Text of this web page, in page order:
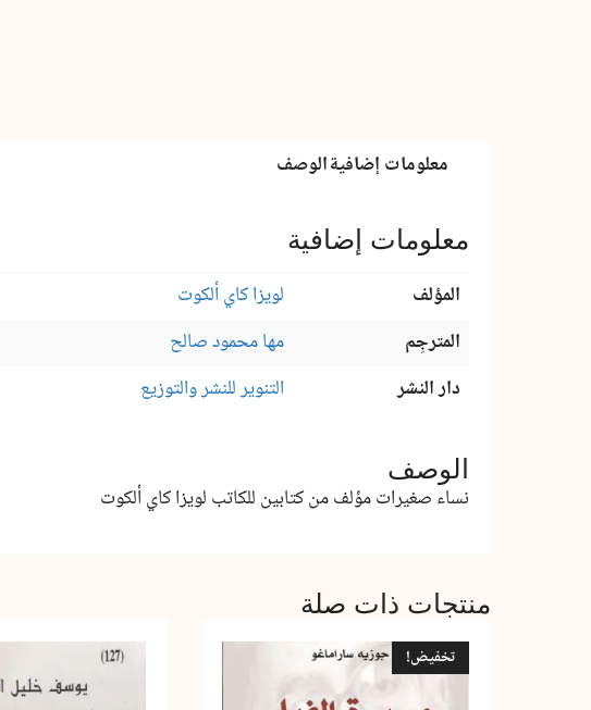
معلومات إضافيةالوصف
معلومات إضافية
المؤلف
لويزا كاي ألكوت
المترجِم
مها محمود صالح
دار النشر
التنوير للنشر والتوزيع
الوصف
نساء صغيرات مؤلف من كتابين للكاتب لويزا كاي ألكوت
منتجات ذات صلة
تخفيض!